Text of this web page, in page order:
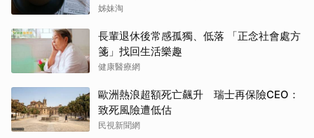
姊妹淘
長輩退休後常感孤獨、低落 「正念社會處方
箋」找回生活樂趣
健康醫療網
歐洲熱浪超額死亡飆升 瑞士再保險CEO：
致死風險遭低估
民視新聞網